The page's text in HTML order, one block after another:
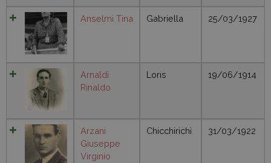
Anselmi Tina Gabriella 25/03/1927
Arnaldi
Rinaldo
Loris 19/06/1914
Arzani
Giuseppe
Virginio
Chicchirichì 31/03/1922